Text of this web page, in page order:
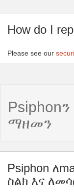
How do I
Please see our
ማዘመን
Psiphon
ስልክ እና